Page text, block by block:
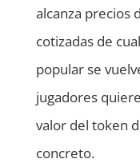
alcanza precios
cotizadas de
popular se
jugadores
valor del token
concreto.